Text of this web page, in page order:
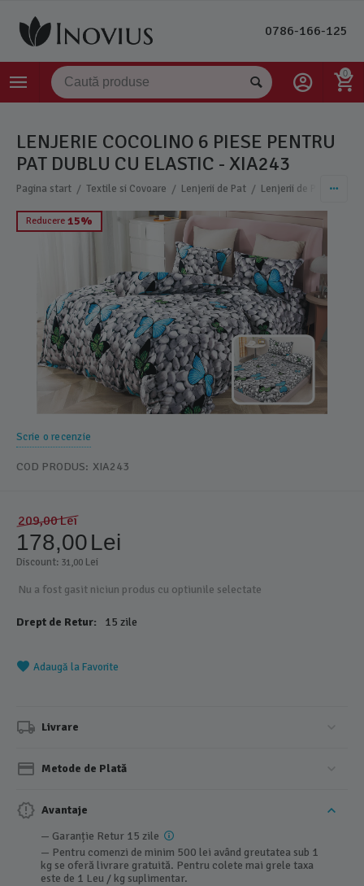
0786-166-125
0
LENJERIE COCOLINO 6 PIESE PENTRU
PAT DUBLU CU ELASTIC - XIA243
Pagina start / Textile si Covoare / Lenjerii de Pat / Lenjerii de Pat
Reducere 15%
Scrie o recenzie
COD PRODUS: XIA243
209,00Lei
178,00Lei
Discount: 31,00 Lei
Nu a fost gasit niciun produs cu optiunile selectate
Drept de Retur: 15 zile
Adaugă la Favorite
Livrare
Metode de Plată
Avantaje
— Garanție Retur 15 zile
— Pentru comenzi de minim 500 lei având greutatea sub 1
kg se oferă livrare gratuită. Pentru colete mai grele taxa
este de 1 Leu / kg suplimentar.